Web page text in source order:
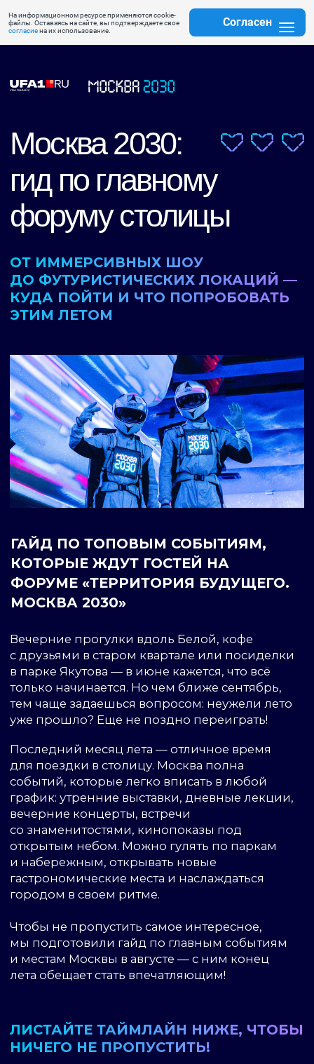
На информационном ресурсе применяются cookie-
файлы. Оставаясь на сайте, вы подтверждаете свое
согласиена их использование.
Согласен
гид по главному
форуму столицы
ОТ ИММЕРСИВНЫХ ШОУ
ДО ФУТУРИСТИЧЕСКИХ ЛОКАЦИЙ —
КУДА ПОЙТИ И ЧТО ПОПРОБОВАТЬ
ЭТИМ ЛЕТОМ
НИЧЕГО НЕ ПРОПУСТИТЬ!
Вечерние прогулки вдоль Белой, кофе
с друзьями в старом квартале или посиделки
в парке Якутова — в июне кажется, что всё
только начинается. Но чем ближе сентябрь,
тем чаще задаешься вопросом: неужели лето
Последний месяц лета — отличное время
для поездки в столицу. Москва полна
событий, которые легко вписать в любой
график: утренние выставки, дневные лекции,
вечерние концерты, встречи
открытым небом. Можно гулять по паркам
городом в своем ритме.
Чтобы не пропустить самое интересное,
мы подготовили гайд по главным событиям
и местам Москвы в августе — с ним конец
ГАЙД ПО ТОПОВЫМ СОБЫТИЯМ,
КОТОРЫЕ ЖДУТ ГОСТЕЙ НА
ФОРУМЕ «ТЕРРИТОРИЯ БУДУЩЕГО.
МОСКВА 2030»
ПЕРЕЙТИ НА ТАЙМЛАЙН
В Москве проходит форум «Территория
будущего. Москва 2030» — событие, ради
которого стоит спонтанно собрать чемодан
и махнуть в столицу. Здесь можно не только
Что такое форум
«Территория будущего.
Москва 2030»